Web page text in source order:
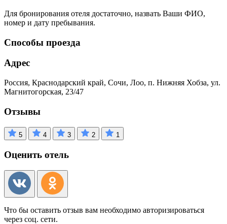
Для бронирования отеля достаточно, назвать Ваши ФИО,
номер и дату пребывания.
Способы проезда
Адрес
Россия, Краснодарский край, Сочи, Лоо, п. Нижняя Хобза, ул.
Магнитогорская, 23/47
Отзывы
5 4 3 2 1
Оценить отель
Что бы оставить отзыв вам необходимо авторизироваться
через соц. сети.